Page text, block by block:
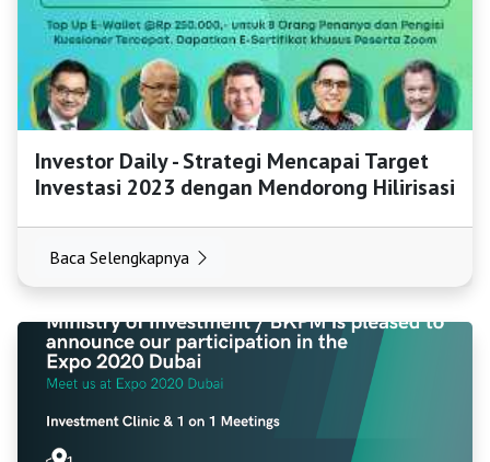
Investor Daily - Strategi Mencapai Target
Investasi 2023 dengan Mendorong Hilirisasi
Baca Selengkapnya